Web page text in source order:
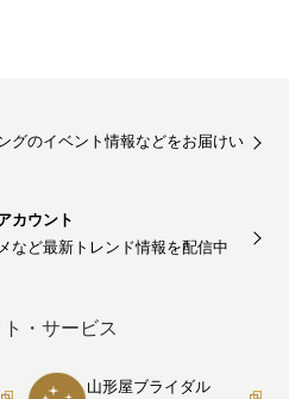
グのイベント情報などをお届けい
カウント
など最新トレンド情報を配信中
・サービス
山形屋ブライダル